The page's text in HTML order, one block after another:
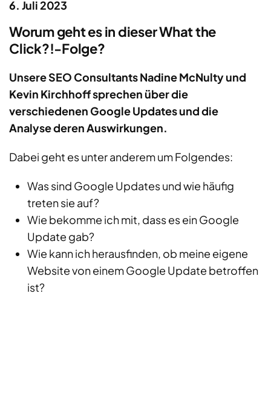
6. Juli 2023
Worum geht es in dieser What the
Click?!-Folge?
Unsere SEO Consultants Nadine McNulty und
Kevin Kirchhoff sprechen über die
verschiedenen Google Updates und die
Analyse deren Auswirkungen.
Dabei geht es unter anderem um Folgendes:
Was sind Google Updates und wie häufig
treten sie auf?
Wie bekomme ich mit, dass es ein Google
Update gab?
Wie kann ich herausfinden, ob meine eigene
Website von einem Google Update betroffen
ist?